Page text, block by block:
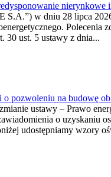
S.A.”) w dniu 28 lipca
30 ust. 5 ustawy z dnia...
pozwoleniu na budowę
ustawy – Prawo
o
udostępniamy wzory